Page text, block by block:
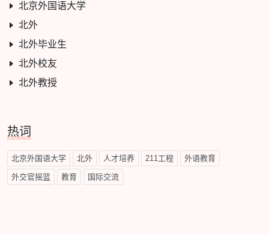
北京外国语大学
北外
北外毕业生
北外校友
北外教授
热词
北京外国语大学 北外 人才培养 211工程 外语教育
外交官摇篮 教育 国际交流